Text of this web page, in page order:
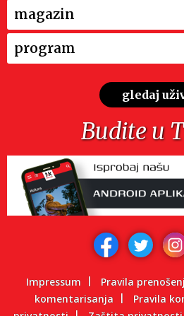
magazin
program
gledaj
Budite u
Impressum Pravila
komentarisanja
Pravila